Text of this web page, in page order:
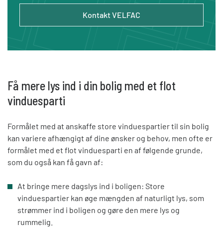
Kontakt VELFAC
Få mere lys ind i din bolig med et flot
vinduesparti
Formålet med at anskaffe store vinduespartier til sin bolig
kan variere afhængigt af dine ønsker og behov, men ofte er
formålet med et flot vinduesparti en af følgende grunde,
som du også kan få gavn af:
At bringe mere dagslys ind i boligen: Store
vinduespartier kan øge mængden af naturligt lys, som
strømmer ind i boligen og gøre den mere lys og
rummelig.